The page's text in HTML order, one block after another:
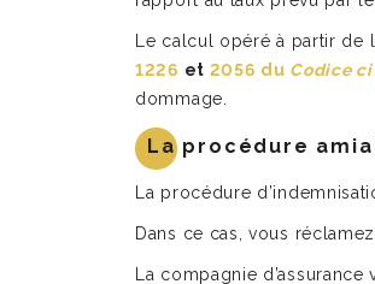
Le calcul opéré à partir de
1226 et 2056 du Codice
dommage.
La procédure
La procédure
Dans ce cas, vous réclamez
La compagnie